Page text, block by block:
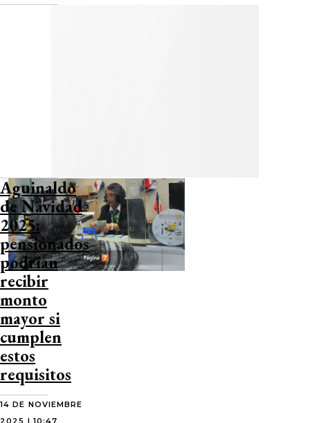
Aguinaldo
de Navidad
2025:
pensionados
podrían
recibir
monto
mayor si
cumplen
estos
requisitos
14 DE NOVIEMBRE
2025 | 10:47